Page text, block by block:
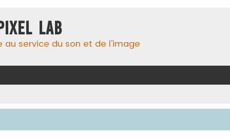
Lab
au service du son et de l'image